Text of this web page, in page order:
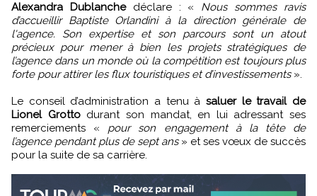
Alexandra Dublanchedéclare : « Nous sommes ravis
d’accueillir Baptiste Orlandini à la direction générale de
l'agence. Son expertise et son parcours sont un atout
précieux pour mener à bien les projets stratégiques de
l’agence dans un monde où la compétition est toujours plus
forte pour attirer les flux touristiques et d’investissements».
Le conseil d’administration a tenu à saluer le travail de
Lionel Grottodurant son mandat, en lui adressant ses
remerciements « pour son engagement à la tête de
l’agence pendant plus de sept ans» et ses vœux de succès
pour la suite de sa carrière.